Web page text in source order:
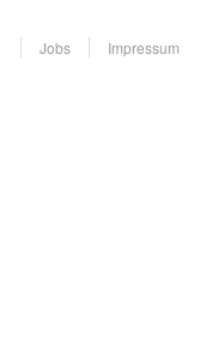
Jobs
Impressum